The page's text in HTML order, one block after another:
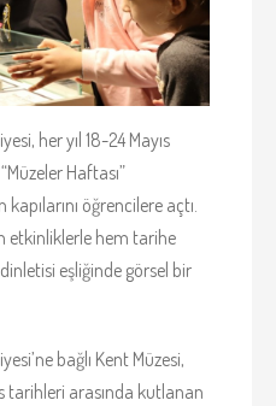
her yıl 18-24 Mayıs
Haftası”
öğrencilere açtı.
etkinliklerle hem tarihe
eşliğinde görsel bir
bağlı Kent Müzesi,
tarihleri arasında kutlanan